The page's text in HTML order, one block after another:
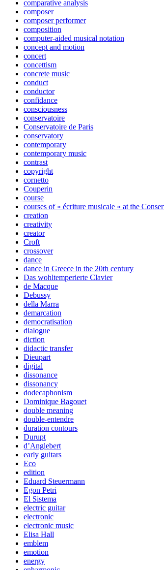
comparative analysis
composer
composer performer
composition
computer-aided musical notation
concept and motion
concert
concettism
concrete music
conduct
conductor
confidance
consciousness
conservatoire
Conservatoire de Paris
conservatory
contemporary
contemporary music
contrast
copyright
cornetto
Couperin
course
courses of « écriture musicale » at the
creation
creativity
creator
Croft
crossover
dance
dance in Greece in the 20th century
Das wohltemperierte Clavier
de Macque
Debussy
della Marra
demarcation
democratisation
dialogue
diction
didactic transfer
Dieupart
digital
dissonance
dissonancy
dodecaphonism
Dominique Bagouet
double meaning
double-entendre
duration contours
Durupt
d’Anglebert
early guitars
Eco
edition
Eduard Steuermann
Egon Petri
El Sistema
electric guitar
electronic
electronic music
Elisa Hall
emblem
emotion
energy